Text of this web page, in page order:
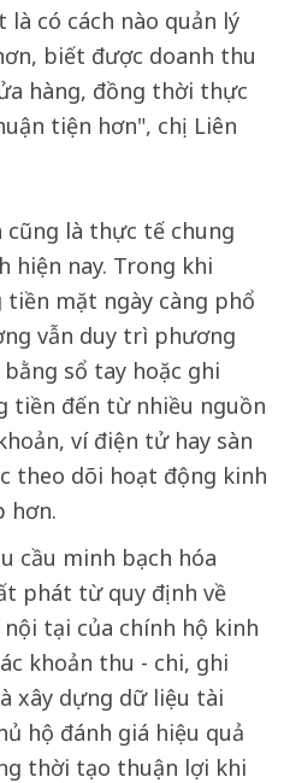
có cách nào quản lý
biết được doanh thu
hàng, đồng thời thực
tiện hơn", chị Liên
cũng là thực tế chung
hiện nay. Trong khi
mặt ngày càng phổ
vẫn duy trì phương
sổ tay hoặc ghi
tiền đến từ nhiều nguồn
ví điện tử hay sàn
theo dõi hoạt động kinh
hơn.
cầu minh bạch hóa
phát từ quy định về
tại của chính hộ kinh
khoản thu - chi, ghi
xây dựng dữ liệu tài
hộ đánh giá hiệu quả
thời tạo thuận lợi khi